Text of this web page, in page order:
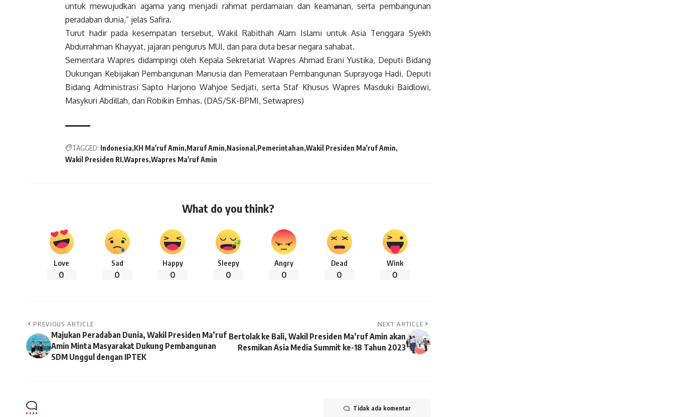
untuk mewujudkan agama yang menjadi rahmat perdamaian dan keamanan, serta pembangunan
peradaban dunia,” jelas Safira.
Turut hadir pada kesempatan tersebut, Wakil Rabithah Alam Islami untuk Asia Tenggara Syekh
Abdurrahman Khayyat, jajaran pengurus MUI, dan para duta besar negara sahabat.
Sementara Wapres didampingi oleh Kepala Sekretariat Wapres Ahmad Erani Yustika, Deputi Bidang
Dukungan Kebijakan Pembangunan Manusia dan Pemerataan Pembangunan Suprayoga Hadi, Deputi
Bidang Administrasi Sapto Harjono Wahjoe Sedjati, serta Staf Khusus Wapres Masduki Baidlowi,
Masykuri Abdillah, dan Robikin Emhas. (DAS/SK-BPMI, Setwapres)
TAGGED: Indonesia KH Ma'ruf Amin Maruf Amin Nasional Pemerintahan Wakil Presiden Ma'ruf Amin
Wakil Presiden RI Wapres Wapres Ma'ruf Amin
What do you think?
Love
0
Sad
0
Happy
0
Sleepy
0
Angry
0
Dead
0
Wink
0
PREVIOUS ARTICLE
Majukan Peradaban Dunia, Wakil Presiden Ma’ruf
Amin Minta Masyarakat Dukung Pembangunan
SDM Unggul dengan IPTEK
NEXT ARTICLE
Bertolak ke Bali, Wakil Presiden Ma’ruf Amin akan
Resmikan Asia Media Summit ke-18 Tahun 2023
Tidak ada komentar